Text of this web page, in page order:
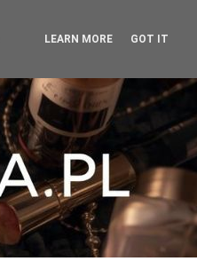
LEARN MORE GOT IT